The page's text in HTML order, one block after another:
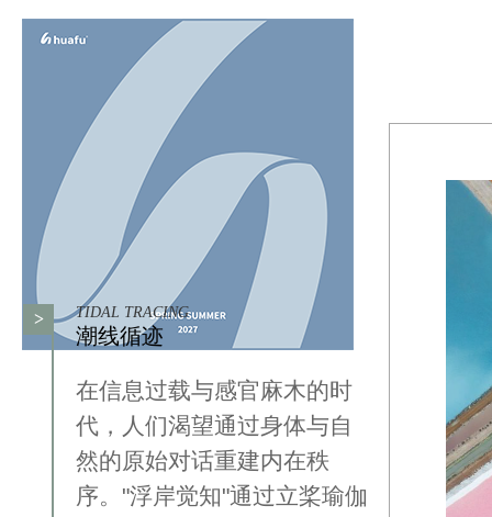
> TIDAL TRACING
潮线循迹
在信息过载与感官麻木的时
代，人们渴望通过身体与自
然的原始对话重建内在秩
序。"浮岸觉知"通过立桨瑜伽